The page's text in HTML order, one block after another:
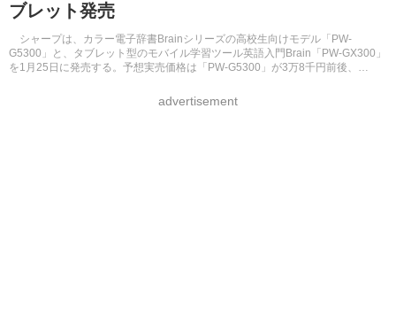
自由研究教材（小学生向け）
ブレット発売
シャープは、カラー電子辞書Brainシリーズの高校生向けモデル「PW-
G5300」と、タブレット型のモバイル学習ツール英語入門Brain「PW-GX300」
を1月25日に発売する。予想実売価格は「PW-G5300」が3万8千円前後、
advertisement